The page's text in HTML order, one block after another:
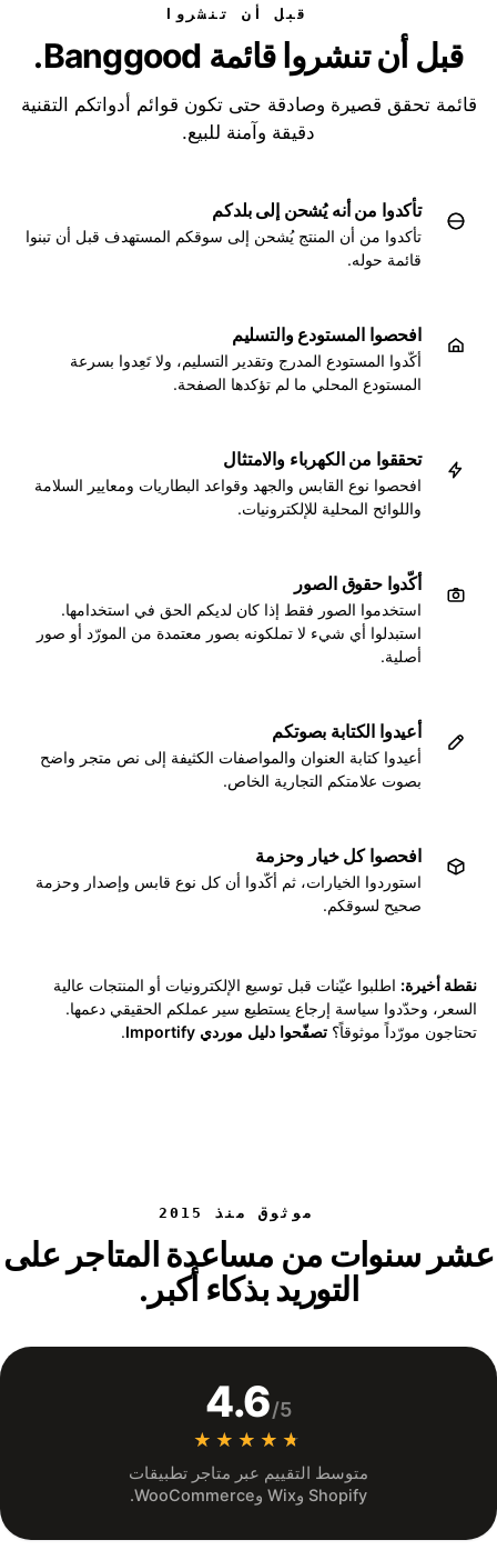
قبل أن تنشروا
قبل أن تنشروا قائمة Banggood.
قائمة تحقق قصيرة وصادقة حتى تكون قوائم أدواتكم التقنية
دقيقة وآمنة للبيع.
تأكدوا من أنه يُشحن إلى بلدكم
تأكدوا من أن المنتج يُشحن إلى سوقكم المستهدف قبل أن تبنوا
قائمة حوله.
افحصوا المستودع والتسليم
أكّدوا المستودع المدرج وتقدير التسليم، ولا تَعِدوا بسرعة
المستودع المحلي ما لم تؤكدها الصفحة.
تحققوا من الكهرباء والامتثال
افحصوا نوع القابس والجهد وقواعد البطاريات ومعايير السلامة
واللوائح المحلية للإلكترونيات.
أكّدوا حقوق الصور
استخدموا الصور فقط إذا كان لديكم الحق في استخدامها.
استبدلوا أي شيء لا تملكونه بصور معتمدة من المورّد أو صور
أصلية.
أعيدوا الكتابة بصوتكم
أعيدوا كتابة العنوان والمواصفات الكثيفة إلى نص متجر واضح
بصوت علامتكم التجارية الخاص.
افحصوا كل خيار وحزمة
استوردوا الخيارات، ثم أكّدوا أن كل نوع قابس وإصدار وحزمة
صحيح لسوقكم.
نقطة أخيرة: اطلبوا عيّنات قبل توسيع الإلكترونيات أو المنتجات عالية
السعر، وحدّدوا سياسة إرجاع يستطيع سير عملكم الحقيقي دعمها.
تحتاجون مورّداً موثوقاً؟ تصفّحوا دليل موردي Importify .
موثوق منذ 2015
عشر سنوات من مساعدة المتاجر على
التوريد بذكاء أكبر.
4.6/5
★★★★★
★★★★★
متوسط التقييم عبر متاجر تطبيقات
Shopify وWix وWooCommerce.